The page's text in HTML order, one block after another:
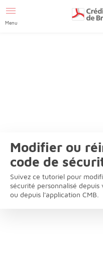
page accessibilité
Menu
Modifier ou
code de
Suivez ce tutoriel pour
sécurité personnalisé
ou depuis l'application CMB.